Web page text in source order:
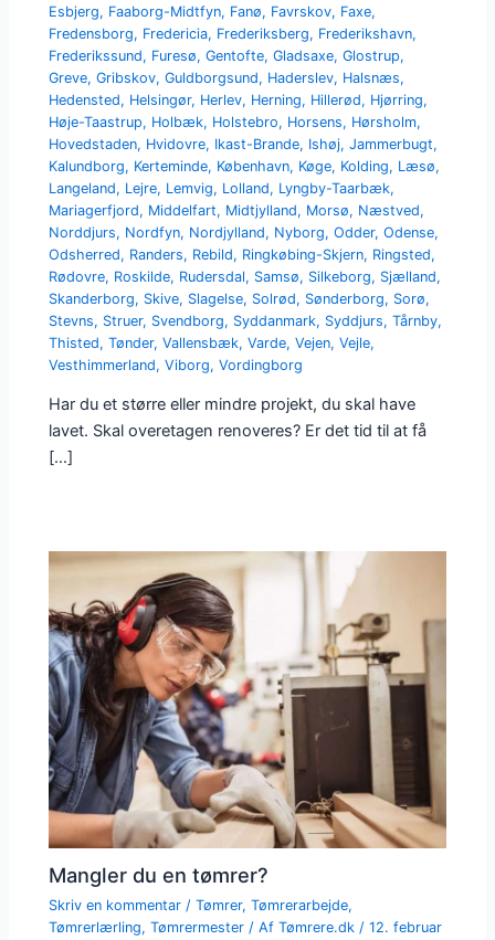
Esbjerg, Faaborg-Midtfyn, Fanø, Favrskov, Faxe,
Fredensborg, Fredericia, Frederiksberg, Frederikshavn,
Frederikssund, Furesø,Gentofte,Gladsaxe,Glostrup,
Greve,Gribskov,Guldborgsund, Haderslev, Halsnæs,
Hedensted, Helsingør, Herlev, Herning, Hillerød, Hjørring,
Høje-Taastrup, Holbæk, Holstebro, Horsens, Hørsholm,
Hovedstaden, Hvidovre, Ikast-Brande, Ishøj,Jammerbugt,
Kalundborg, Kerteminde, København, Køge, Kolding, Læsø,
Langeland, Lejre, Lemvig, Lolland, Lyngby-Taarbæk,
Mariagerfjord, Middelfart, Midtjylland, Morsø, Næstved,
Norddjurs, Nordfyn, Nordjylland, Nyborg,Odder,Odense,
Odsherred, Randers, Rebild, Ringkøbing-Skjern, Ringsted,
Rødovre, Roskilde, Rudersdal, Samsø, Silkeborg, Sjælland,
Skanderborg, Skive, Slagelse, Solrød, Sønderborg, Sorø,
Stevns, Struer, Svendborg, Syddanmark, Syddjurs,Tårnby,
Thisted,Tønder,Vallensbæk,Varde,Vejen,Vejle,
Vesthimmerland,Viborg,Vordingborg
Har du et større eller mindre projekt, du skal have
lavet. Skal overetagen renoveres? Er det tid til at få
[…]
Mangler du en tømrer?
Skriv en kommentar /Tømrer,Tømrerarbejde,
Tømrerlærling,Tømrermester / AfTømrere.dk /12. februar